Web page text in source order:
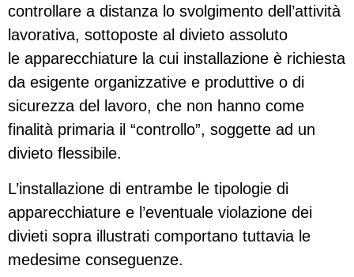
controllare a distanza lo svolgimento dell’attività
lavorativa, sottoposte al divieto assoluto
le apparecchiature la cui installazione è richiesta
da esigente organizzative e produttive o di
sicurezza del lavoro, che non hanno come
finalità primaria il “controllo”, soggette ad un
divieto flessibile.
L’installazione di entrambe le tipologie di
apparecchiature e l’eventuale violazione dei
divieti sopra illustrati comportano tuttavia le
medesime conseguenze.